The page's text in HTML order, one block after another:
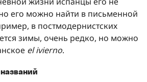
его можно найти в письменной
в постмодернистских
зимы, очень редко, но можно
el ivierno.